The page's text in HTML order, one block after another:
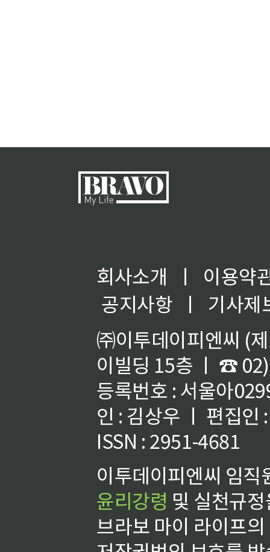
회사소개 ㅣ
이용약
공지사항
ㅣ
기사제
㈜이투데이피엔씨 (
이빌딩 15층 ㅣ ☎
등록번호 : 서울아
인 : 김상우 ㅣ 편집인
ISSN : 2951-4681
이투데이피엔씨 임
윤리강령 및 실천규
브라보 마이 라이프